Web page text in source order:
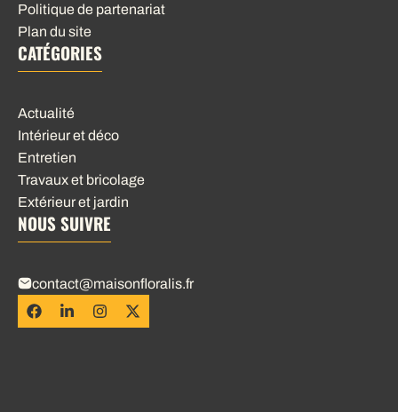
Politique de partenariat
Plan du site
CATÉGORIES
Actualité
Intérieur et déco
Entretien
Travaux et bricolage
Extérieur et jardin
NOUS SUIVRE
contact@maisonfloralis.fr